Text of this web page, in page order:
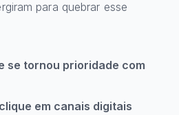
para quebrar esse
se tornou prioridade com
em canais digitais